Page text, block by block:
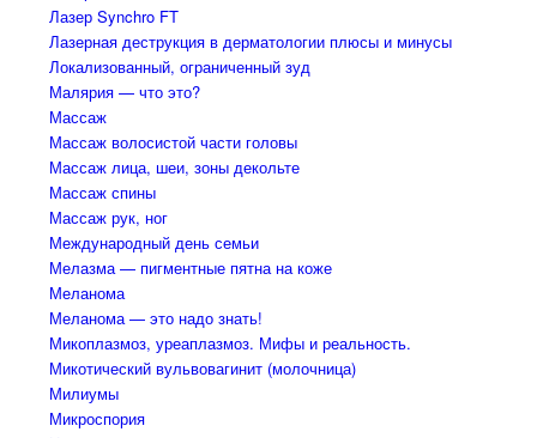
Лазер Synchro FT
Лазерная деструкция в дерматологии плюсы и минусы
Локализованный, ограниченный зуд
Малярия — что это?
Массаж
Массаж волосистой части головы
Массаж лица, шеи, зоны декольте
Массаж спины
Массаж рук, ног
Международный день семьи
Мелазма — пигментные пятна на коже
Меланома
Меланома — это надо знать!
Микоплазмоз, уреаплазмоз. Мифы и реальность.
Микотический вульвовагинит (молочница)
Милиумы
Микроспория